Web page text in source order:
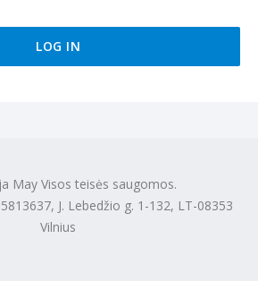
May Visos teisės saugomos.
J. Lebedžio g. 1-132, LT-08353
Vilnius